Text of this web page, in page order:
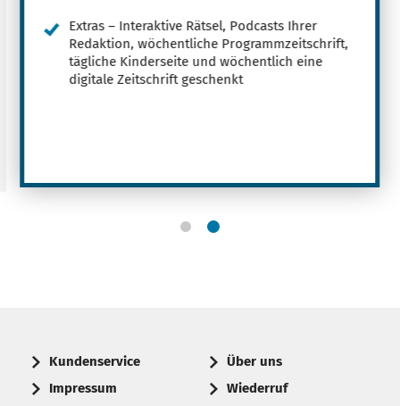
Extras – Interaktive Rätsel, Podcasts Ihrer
Redaktion, wöchentliche Programmzeitschrift,
tägliche Kinderseite und wöchentlich eine
digitale Zeitschrift geschenkt
Kundenservice
Impressum
Über uns
Wiederruf